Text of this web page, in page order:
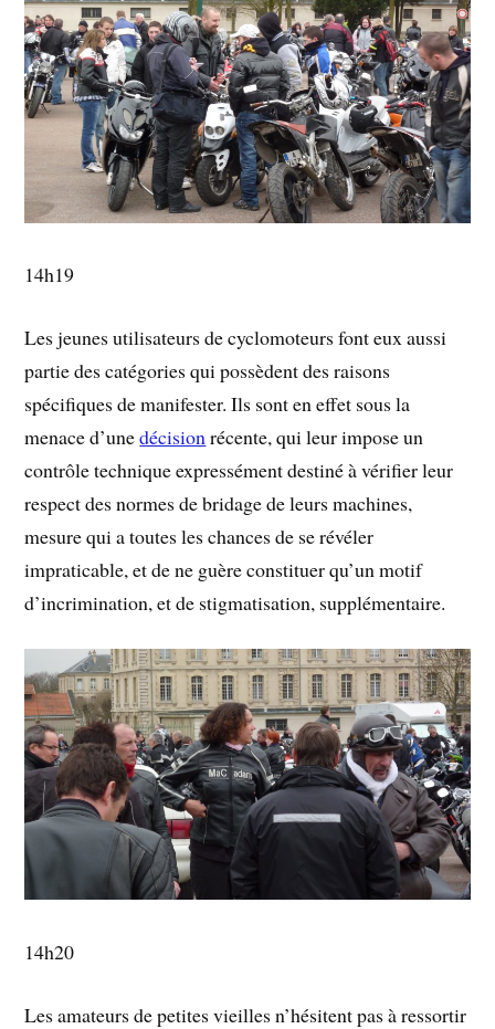
14h19
Les jeunes utilisateurs de cyclomoteurs font eux aussi
partie des catégories qui possèdent des raisons
spécifiques de manifester. Ils sont en effet sous la
menace d’unedécisionrécente, qui leur impose un
contrôle technique expressément destiné à vérifier leur
respect des normes de bridage de leurs machines,
mesure qui a toutes les chances de se révéler
impraticable, et de ne guère constituer qu’un motif
d’incrimination, et de stigmatisation, supplémentaire.
14h20
Les amateurs de petites vieilles n’hésitent pas à ressortir